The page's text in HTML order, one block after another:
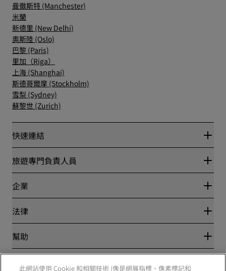
曼徹斯特 (Manchester)
米蘭
新德里 (New Delhi)
奧斯陸 (Oslo)
巴黎 (Paris)
里加（Riga）
上海 (Shanghai)
斯德哥爾摩 (Stockholm)
雪梨 (Sydney)
蘇黎世 (Zurich)
快速連結
Radisson Rewards
Blog
目的地
Radisson Hotels APP
運動認證的酒店
適合家庭的酒店
健康與安全
旅遊專門負責人員
夥伴
企業
麗笙酒店集團
工作機會 RHG
工作機會 PPHE
工作機會 EHL
The Club by RHG
法律
隱私權中心
麗賞會條款和條件
網站使用協定
幫助
社群媒體
此網站使用 Cookie 和相關技術 (像是網展指標、像素標記和